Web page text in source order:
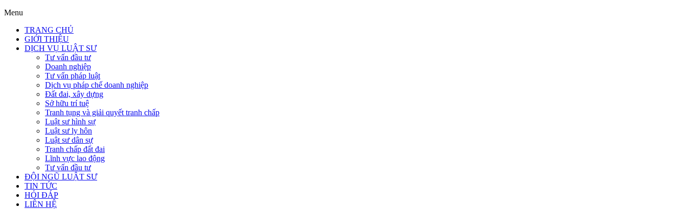
Menu
TRANG CHỦ
GIỚI THIỆU
DỊCH VỤ LUẬT SƯ
Tư vấn đầu tư
Doanh nghiệp
Tư vấn pháp luật
Dịch vụ pháp chế doanh nghiệp
Đất đai, xây dựng
Sở hữu trí tuệ
Tranh tụng và giải quyết tranh chấp
Luật sư hình sự
Luật sư ly hôn
Luật sư dân sự
Tranh chấp đất đai
Lĩnh vực lao động
Tư vấn đầu tư
ĐỘI NGŨ LUẬT SƯ
TIN TỨC
HỎI ĐÁP
LIÊN HỆ